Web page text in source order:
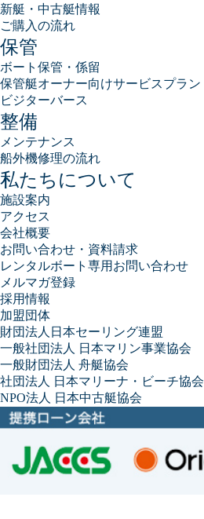
新艇・中古艇情報
ご購入の流れ
保管
ボート保管・係留
保管艇オーナー向けサービスプラン
ビジターバース
整備
メンテナンス
船外機修理の流れ
私たちについて
施設案内
アクセス
会社概要
お問い合わせ・資料請求
レンタルボート専用お問い合わせ
メルマガ登録
採用情報
加盟団体
財団法人日本セーリング連盟
一般社団法人 日本マリン事業協会
一般財団法人 舟艇協会
社団法人 日本マリーナ・ビーチ協会
NPO法人 日本中古艇協会